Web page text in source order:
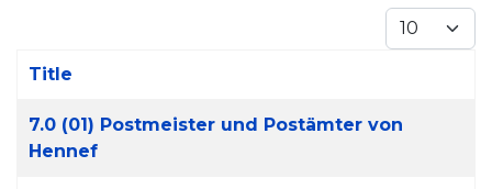
Display #
Title
7.0 (01) Postmeister und Postämter von
Hennef